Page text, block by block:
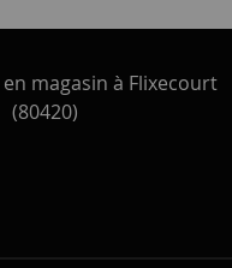
en magasin à Flixecourt
(80420)